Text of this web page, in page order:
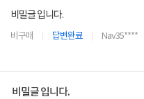
비밀글 입니다.
비구매 답변완료 Nav35****
비밀글 입니다.